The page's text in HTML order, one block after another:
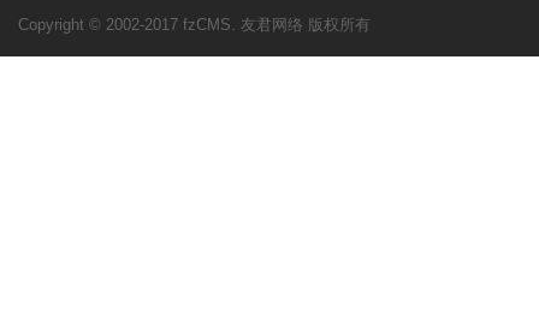
Copyright © 2002-2017 fzCMS. 友君网络 版权所有